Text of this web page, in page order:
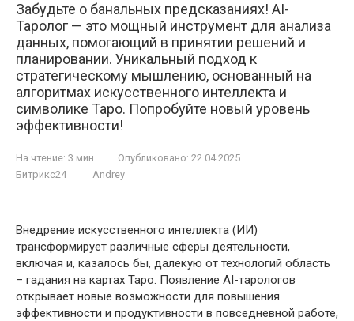
Забудьте о банальных предсказаниях! AI-
Таролог — это мощный инструмент для анализа
данных, помогающий в принятии решений и
планировании. Уникальный подход к
стратегическому мышлению, основанный на
алгоритмах искусственного интеллекта и
символике Таро. Попробуйте новый уровень
эффективности!
На чтение: 3 мин Опубликовано: 22.04.2025
Битрикс24
Andrey
Внедрение искусственного интеллекта (ИИ)
трансформирует различные сферы деятельности,
включая и, казалось бы, далекую от технологий область
– гадания на картах Таро. Появление AI-тарологов
открывает новые возможности для повышения
эффективности и продуктивности в повседневной работе,